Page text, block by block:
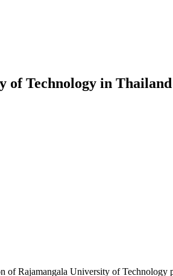
of Technology in Thailand
of Rajamangala University of Technology